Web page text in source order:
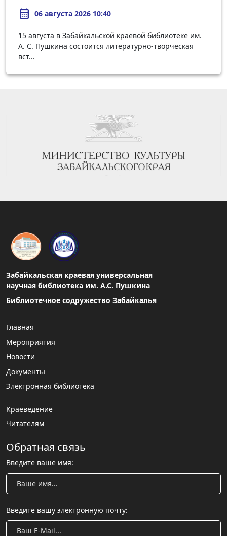
calendar_month 06 августа 2026 10:40
15 августа в Забайкальской краевой библиотеке им.
А. С. Пушкина состоится литературно-творческая
вст...
Забайкальская краевая универсальная
научная библиотека им. А.С. Пушкина
Библиотечное содружество Забайкалья
Главная
Мероприятия
Новости
Документы
Электронная библиотека
Краеведение
Читателям
Обратная связь
Введите ваше имя:
Введите вашу электронную почту: